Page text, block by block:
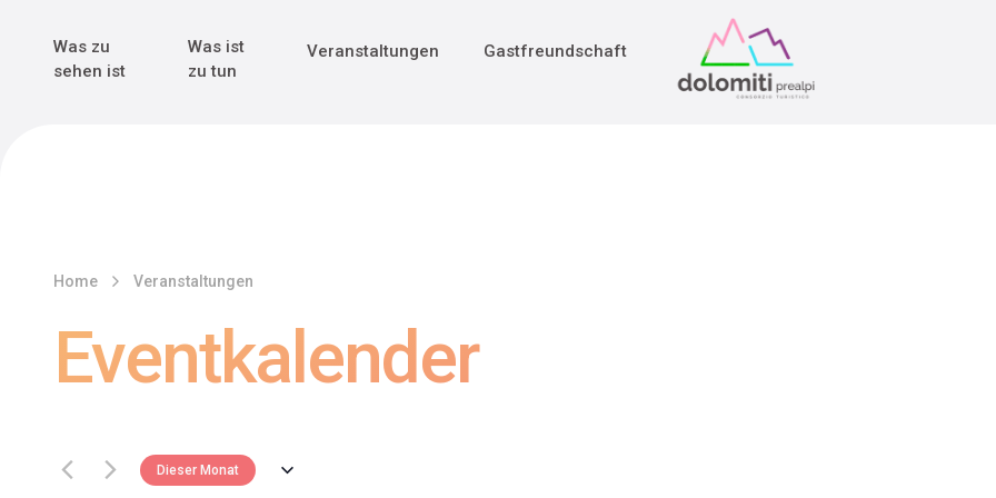
Main Navigation
Was zu
sehen ist
Was ist
zu tun
Veranstaltungen Gastfreundschaft
Home Veranstaltungen
Eventkalender
Dieser Monat